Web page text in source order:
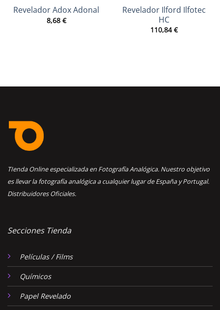
Revelador Adox Adonal
8,68 €
Revelador Ilford Ilfotec
HC
110,84€
TIenda Online especializada en Fotografía Analógica. Nuestro objetivo
es llevar la fotografía analógica a cualquier lugar de España y Portugal.
Distribuidores Oficiales.
Secciones Tienda
Películas / Films
Químicos
Papel Revelado